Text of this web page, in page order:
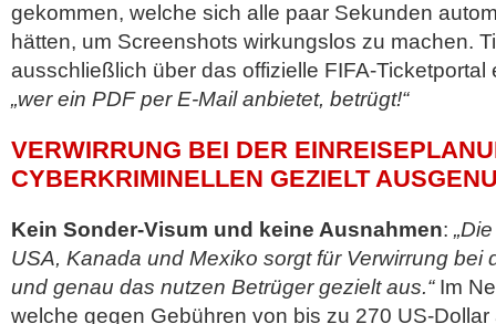
gekommen, welche sich alle paar Sekunden
hätten, um Screenshots wirkungslos zu machen.
ausschließlich über das offizielle FIFA-Ticketportal
„wer ein PDF per E-Mail anbietet, betrügt!“
VERWIRRUNG BEI DER
CYBERKRIMINELLEN GEZIELT
Kein Sonder-Visum und keine Ausnahmen:
USA, Kanada und Mexiko sorgt für Verwirrung bei
und genau das nutzen Betrüger gezielt aus.“Im
welche gegen Gebühren von bis zu 270 US-